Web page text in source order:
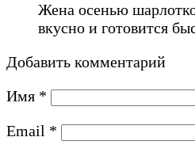
Жена осенью
вкусно и готовится
Добавить комментарий
Имя *
Email *